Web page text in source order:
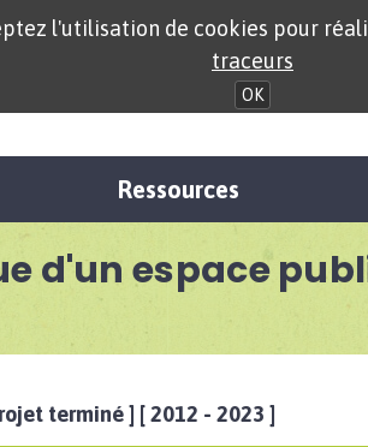
l'utilisation de cookies pour
traceurs
OK
Ressources
d'un espace
terminé ] [ 2012 - 2023 ]